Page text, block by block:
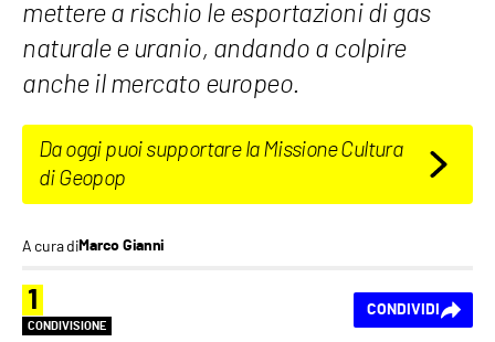
mettere a rischio le esportazioni di gas
naturale e uranio, andando a colpire
anche il mercato europeo.
Da oggi puoi supportare la Missione Cultura
di Geopop
A cura diMarco Gianni
1
CONDIVISIONE
CONDIVIDI